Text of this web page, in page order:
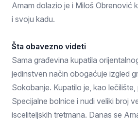
Amam dolazio je i Miloš Obrenović
i svoju kadu.
Šta obavezno videti
Sama građevina kupatila
jedinstven način obogaćuje izgled
Sokobanje. Kupatilo je, kao
Specijalne bolnice i nudi veliki broj
isceliteljskih tretmana. Danas se